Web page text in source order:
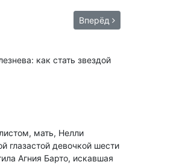
Вперёд
мать, Нелли
глазастой девочкой шести
Агния Барто, искавшая